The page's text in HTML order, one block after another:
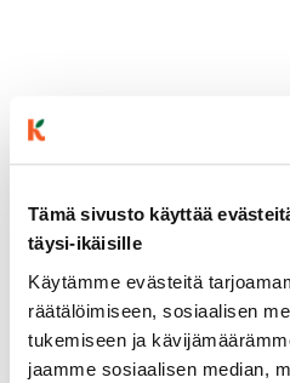
Tämä sivusto käyttää
täysi-ikäisille
Käytämme evästeitä
räätälöimiseen, sosiaalisen
tukemiseen ja
jaamme sosiaalisen median,